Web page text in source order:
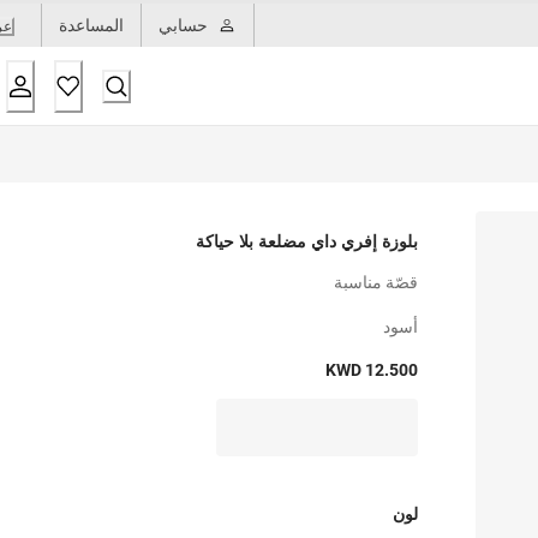
حسابي المساعدة
بلوزة إفري داي مضلعة بلا حياكة
قصّة مناسبة
أسود
KWD 12.500
لون